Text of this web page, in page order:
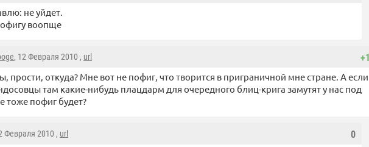
не уйдет.
воопще
+1
, 12 Февраля 2010 , url
прости, откуда? Мне вот не пофиг, что творится в приграничной мне стране. А если
там какие-нибудь плацдарм для очередного блиц-крига замутят у нас под
тоже пофиг будет?
0
Февраля 2010 , url